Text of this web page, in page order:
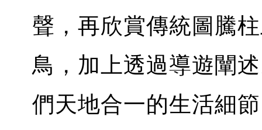
聲，再欣賞傳統圖騰
鳥，加上透過導遊闡
們天地合一的生活細